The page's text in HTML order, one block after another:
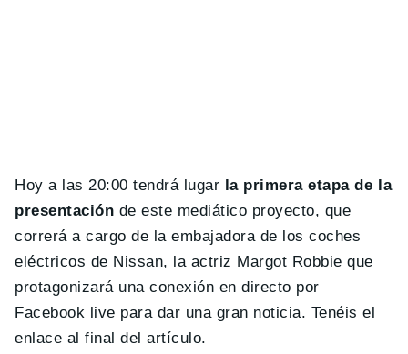
Hoy a las 20:00 tendrá lugar la primera etapa de la
presentación de este mediático proyecto, que
correrá a cargo de la embajadora de los coches
eléctricos de Nissan, la actriz Margot Robbie que
protagonizará una conexión en directo por
Facebook live para dar una gran noticia. Tenéis el
enlace al final del artículo.